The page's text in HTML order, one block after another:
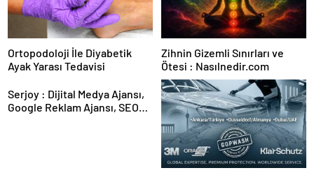
Ortopodoloji İle Diyabetik
Ayak Yarası Tedavisi
Zihnin Gizemli Sınırları ve
Ötesi : Nasılnedir.com
Serjoy : Dijital Medya Ajansı,
Google Reklam Ajansı, SEO